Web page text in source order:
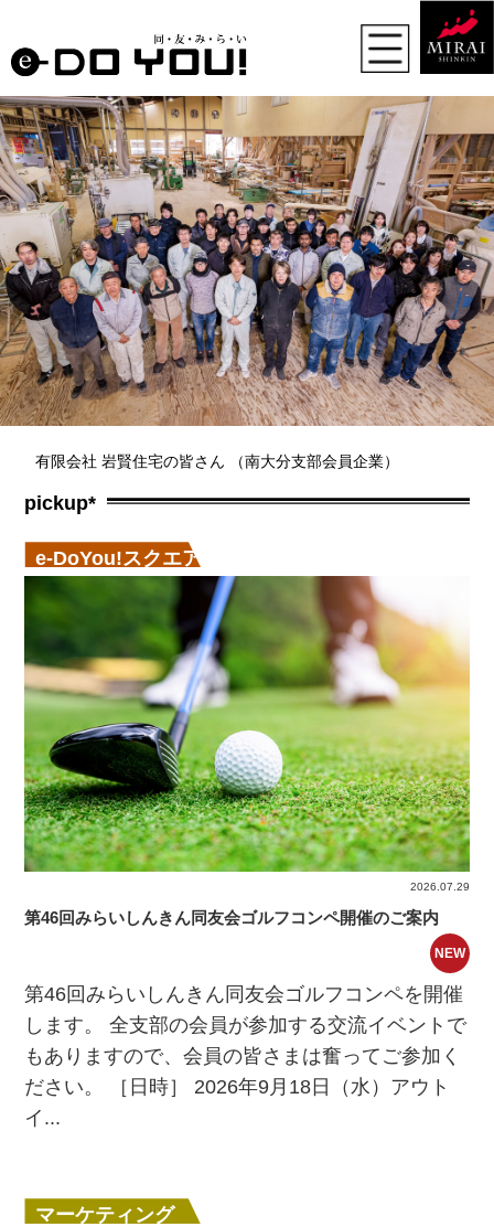
有限会社 岩賢住宅の皆さん （南大分支部会員企業）
pickup*
e-DoYou!スクエア
2026.07.29
第46回みらいしんきん同友会ゴルフコンペ開催のご案内
NEW
第46回みらいしんきん同友会ゴルフコンペを開催
します。 全支部の会員が参加する交流イベントで
もありますので、会員の皆さまは奮ってご参加く
ださい。 ［日時］ 2026年9月18日（水）アウト
イ...
マーケティング